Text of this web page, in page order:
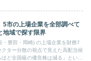
5市の上場企業を全部調べて
地域で探す限界
豊田・岡崎) の上場企業を財務7
ター分散の視点で見えた高配当候
ど全国級の優良株は減る」という